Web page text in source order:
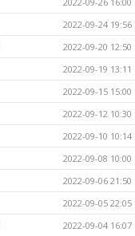
2022-09-24 19:56
2022-09-20 12:50
2022-09-19 13:11
2022-09-15 15:00
2022-09-12 10:30
2022-09-10 10:14
2022-09-08 10:00
2022-09-06 21:50
2022-09-05 22:05
2022-09-04 16:07